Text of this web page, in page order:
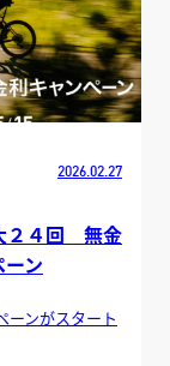
2026.02.27
２４回 無金
ーン
ーンがスタート